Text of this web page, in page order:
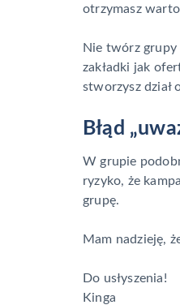
otrzymasz
Nie twórz
zakładki jak
stworzysz dział
Błąd
W grupie
ryzyko, że
grupę.
Mam nadzieję,
Do usłyszenia!
Kinga